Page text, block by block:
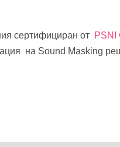
сертифициран от PSNI
на Sound Masking